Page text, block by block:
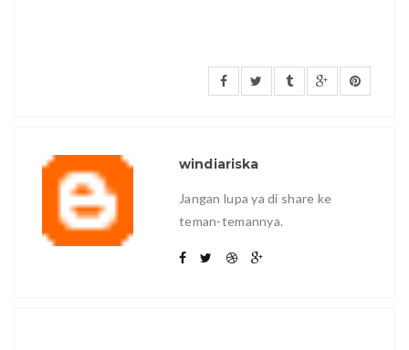
windiariska
Jangan lupa ya di share ke
teman-temannya.